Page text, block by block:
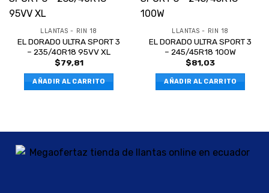
LLANTAS - RIN 18
EL DORADO ULTRA SPORT 3
– 235/40R18 95VV XL
$79,81
AÑADIR AL CARRITO
LLANTAS - RIN 18
EL DORADO ULTRA SPORT 3
– 245/45R18 100W
$81,03
AÑADIR AL CARRITO